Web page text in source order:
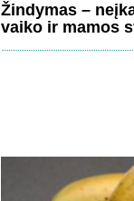
Žindymas –
vaiko ir mamos